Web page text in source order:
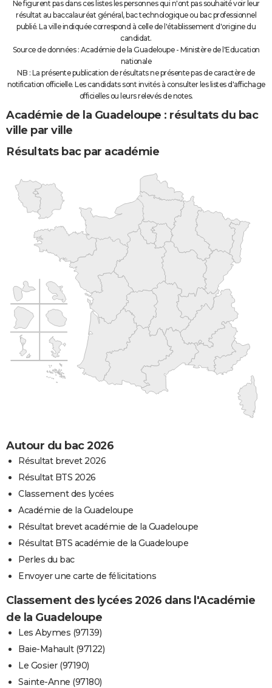
Ne figurent pas dans ces listes les personnes qui n'ont pas souhaité voir leur
résultat au baccalauréat général, bac technologique ou bac professionnel
publié. La ville indiquée correspond à celle de l'établissement d'origine du
candidat.
Source de données : Académie de la Guadeloupe - Ministère de l'Education
nationale
NB : La présente publication de résultats ne présente pas de caractère de
notification officielle. Les candidats sont invités à consulter les listes d'affichage
officielles ou leurs relevés de notes.
Académie de la Guadeloupe : résultats du bac
ville par ville
Résultats bac par académie
Autour du bac 2026
Résultat brevet 2026
Résultat BTS 2026
Classement des lycées
Académie de la Guadeloupe
Résultat brevet académie de la Guadeloupe
Résultat BTS académie de la Guadeloupe
Perles du bac
Envoyer une carte de félicitations
Classement des lycées 2026 dans l'Académie
de la Guadeloupe
Les Abymes (97139)
Baie-Mahault (97122)
Le Gosier (97190)
Sainte-Anne (97180)